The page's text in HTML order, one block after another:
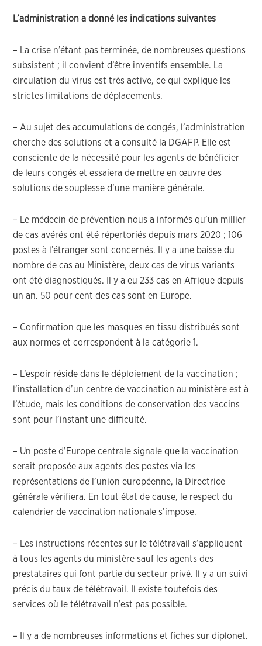
L’administration a donné les indications suivantes
– La crise n’étant pas terminée, de nombreuses questions
subsistent ; il convient d’être inventifs ensemble. La
circulation du virus est très active, ce qui explique les
strictes limitations de déplacements.
– Au sujet des accumulations de congés, l’administration
cherche des solutions et a consulté la DGAFP. Elle est
consciente de la nécessité pour les agents de bénéficier
de leurs congés et essaiera de mettre en œuvre des
solutions de souplesse d’une manière générale.
– Le médecin de prévention nous a informés qu’un millier
de cas avérés ont été répertoriés depuis mars 2020 ; 106
postes à l’étranger sont concernés. Il y a une baisse du
nombre de cas au Ministère, deux cas de virus variants
ont été diagnostiqués. Il y a eu 233 cas en Afrique depuis
un an. 50 pour cent des cas sont en Europe.
– Confirmation que les masques en tissu distribués sont
aux normes et correspondent à la catégorie 1.
– L’espoir réside dans le déploiement de la vaccination ;
l’installation d’un centre de vaccination au ministère est à
l’étude, mais les conditions de conservation des vaccins
sont pour l’instant une difficulté.
– Un poste d’Europe centrale signale que la vaccination
serait proposée aux agents des postes via les
représentations de l’union européenne, la Directrice
générale vérifiera. En tout état de cause, le respect du
calendrier de vaccination nationale s’impose.
– Les instructions récentes sur le télétravail s’appliquent
à tous les agents du ministère sauf les agents des
prestataires qui font partie du secteur privé. Il y a un suivi
précis du taux de télétravail. Il existe toutefois des
services où le télétravail n’est pas possible.
– Il y a de nombreuses informations et fiches sur diplonet.